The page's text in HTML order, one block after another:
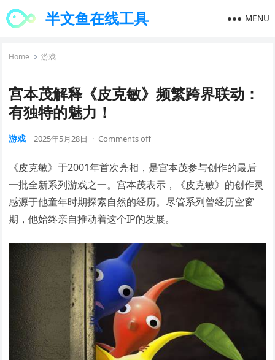
半文鱼在线工具 MENU
Home 游戏
宫本茂解释《皮克敏》频繁跨界联动：
有独特的魅力！
游戏 2025年5月28日 · Comments off
《皮克敏》于2001年首次亮相，是宫本茂参与创作的最后
一批全新系列游戏之一。宫本茂表示，《皮克敏》的创作灵
感源于他童年时期探索自然的经历。尽管系列曾经历空窗
期，他始终亲自推动着这个IP的发展。